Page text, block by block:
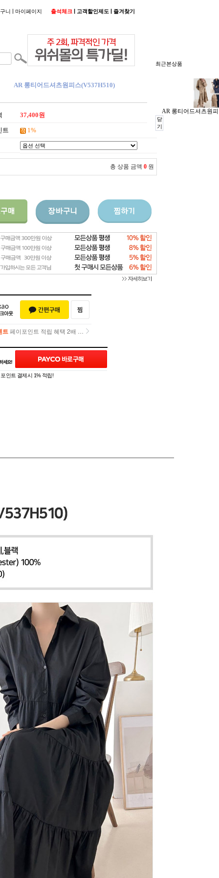
최근본상품
AR 롱티어드셔츠원
닫
기
니 | 마이페이지 출석체크 | 고객할인제도 | 즐겨찾기
AR 롱티어드셔츠원피스(V537H510)
37,400원
트 1%
총 상품 금액 0 원
트 페이포인트 적립 혜택 2배 UP!
포인트 결제시 1% 적립!